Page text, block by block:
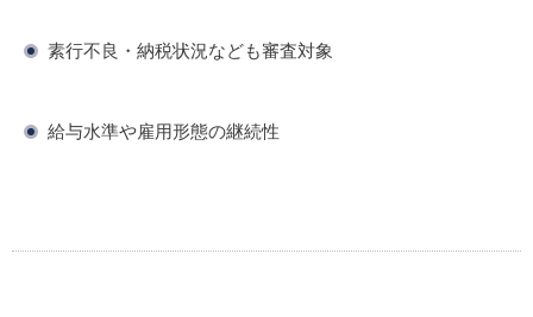
素行不良・納税状況なども審査対象
給与水準や雇用形態の継続性